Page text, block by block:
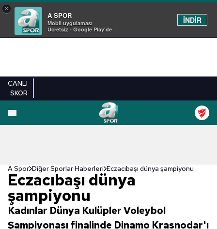
×
A SPOR
Mobil uygulaması
Ücretsiz - Google Play'de
İNDİR
CANLI
SKOR
A Spor Diğer Sporlar Haberleri Eczacıbaşı dünya şampiyonu
Eczacıbaşı dünya
şampiyonu
Kadınlar Dünya Kulüpler Voleybol
Şampiyonası finalinde Dinamo Krasnodar'ı